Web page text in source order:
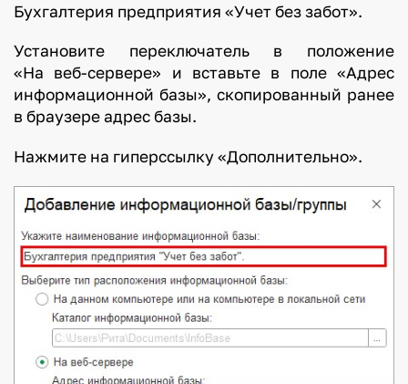
Бухгалтерия предприятия «Учет без забот».
Установите переключатель в положение
«На веб-сервере» и вставьте в поле «Адрес
информационной базы», скопированный ранее
в браузере адрес базы.
Нажмите на гиперссылку «Дополнительно».